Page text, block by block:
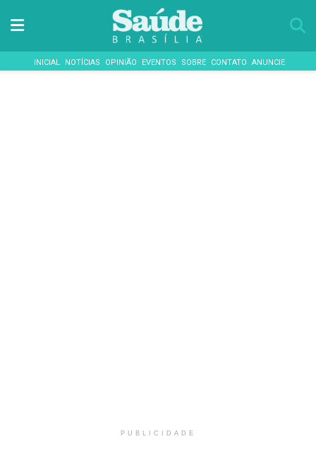
INICIAL NOTÍCIAS OPINIÃO EVENTOS SOBRE CONTATO ANUNCIE
PUBLICIDADE